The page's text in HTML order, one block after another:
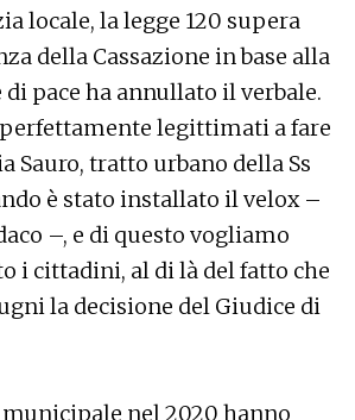
locale, la legge 120 supera
della Cassazione in base alla
pace ha annullato il verbale.
legittimati a fare
Sauro, tratto urbano della Ss
è stato installato il velox –
–, e di questo vogliamo
i cittadini, al di là del fatto che
la decisione del Giudice di
nel 2020 hanno